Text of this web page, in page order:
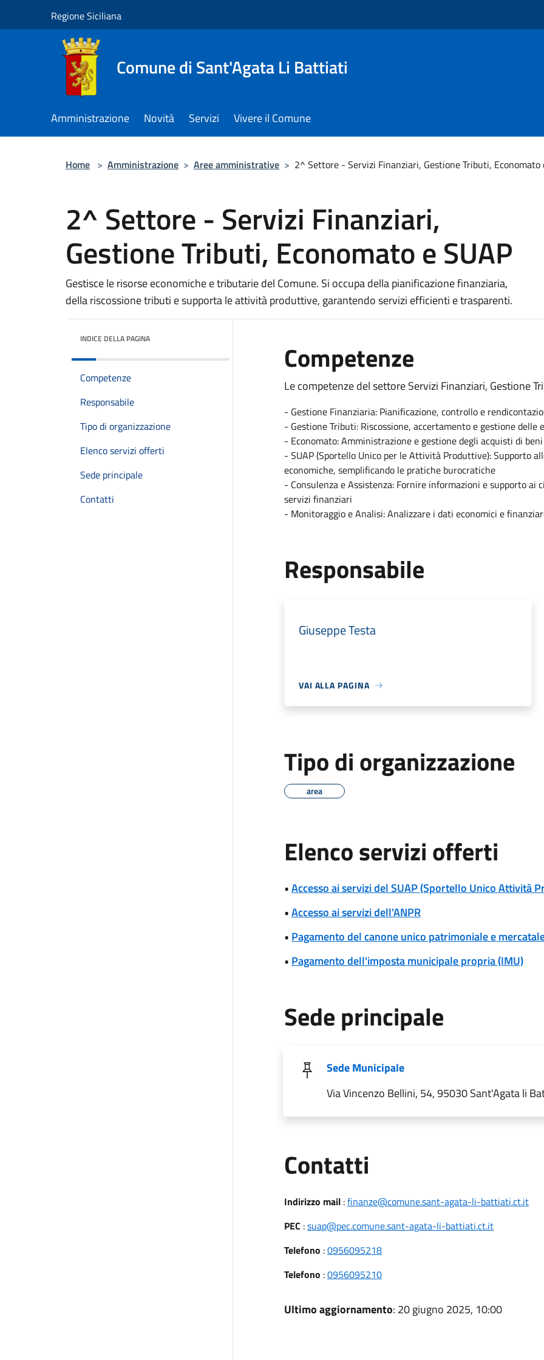
Regione Siciliana
Comune di Sant'Agata Li Battiati
Amministrazione Novità Servizi Vivere il Comune
Home > Amministrazione > Aree amministrative > 2^ Settore - Servizi Finanziari, Gestione Tributi, Economato
2^ Settore - Servizi Finanziari,
Gestione Tributi, Economato e SUAP
Gestisce le risorse economiche e tributarie del Comune. Si occupa della pianificazione finanziaria,
della riscossione tributi e supporta le attività produttive, garantendo servizi efficienti e trasparenti.
INDICE DELLA PAGINA
Competenze
Responsabile
Tipo di organizzazione
Elenco servizi offerti
Sede principale
Contatti
Competenze
Le competenze del settore Servizi Finanziari, Gestione
- Gestione Finanziaria: Pianificazione, controllo e
- Gestione Tributi: Riscossione, accertamento e gestione
- Economato: Amministrazione e gestione degli acquisti di
- SUAP (Sportello Unico per le Attività Produttive): Supporto
economiche, semplificando le pratiche burocratiche
- Consulenza e Assistenza: Fornire informazioni e supporto
servizi finanziari
- Monitoraggio e Analisi: Analizzare i dati economici e
Responsabile
Giuseppe Testa
VAI ALLA PAGINA
Tipo di organizzazione
area
Elenco servizi offerti
•Accesso ai servizi del SUAP (Sportello Unico Attività
•Accesso ai servizi dell'ANPR
• Pagamento del canone unico patrimoniale e
• Pagamento dell'imposta municipale propria (IMU)
Sede principale
Sede Municipale
Via Vincenzo Bellini, 54, 95030 Sant'Agata li
Contatti
Indirizzo mail:finanze@comune.sant-agata-li-battiati.ct.it
PEC :suap@pec.comune.sant-agata-li-battiati.ct.it
Telefono :0956095218
Telefono :0956095210
Ultimo aggiornamento: 20 giugno 2025, 10:00